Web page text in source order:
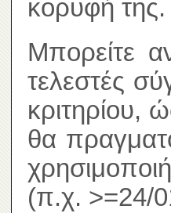
κορυφή της.
Μπορείτε
τελεστές
κριτηρίου,
θα
(π.χ. >=24/